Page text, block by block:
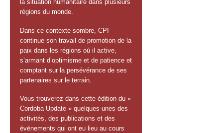
la situation humanitaire dans plusieurs
régions du monde.
Dans ce contexte sombre, CPI
continue son travail de promotion de la
paix dans les régions où il active,
s’armant d’optimisme et de patience et
comptant sur la persévérance de ses
partenaires sur le terrain.
Vous trouverez dans cette édition du «
Cordoba Update » quelques-unes des
activités, des publications et des
événements qui ont eu lieu au cours